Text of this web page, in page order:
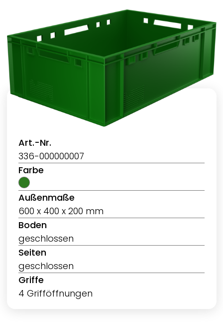
Art.-Nr.
336-000000007
Farbe
Außenmaße
600 x 400 x 200 mm
Boden
geschlossen
Seiten
geschlossen
Griffe
4 Grifföffnungen